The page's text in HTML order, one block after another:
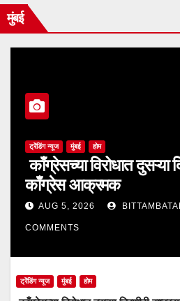
मुंबई
ट्रेंडिंग न्यूज मुंबई होम
काँग्रेसच्या विरोधात दुसऱ्या
काँग्रेस आक्रमक
AUG 5, 2026
COMMENTS
ट्रेंडिंग न्यूज मुंबई होम